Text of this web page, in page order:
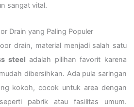
sangat vital.
Drain yang Paling Populer
drain, material menjadi salah satu
steel adalah pilihan favorit karena
dibersihkan. Ada pula saringan
kokoh, cocok untuk area dengan
pabrik atau fasilitas umum.